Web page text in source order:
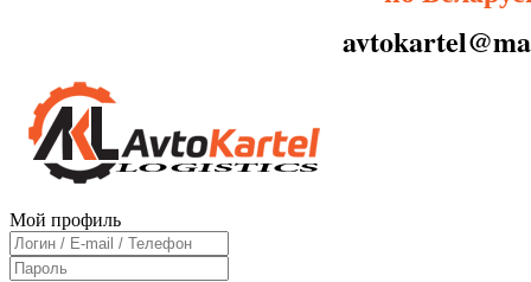
Мой профиль